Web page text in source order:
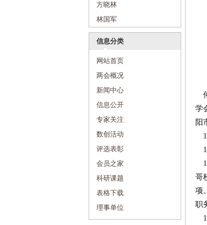
方晓林
林国军
信息分类
网站首页
两会概况
新闻中心
信息公开
专家关注
数创活动
评选表彰
会员之家
科研课题
表格下载
理事单位
学
阳
哥
项
职